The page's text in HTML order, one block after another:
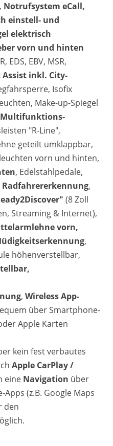
Notrufsystem eCall,
einstell- und
elektrisch
vorn und hinten
EDS, EBV, MSR,
inkl. City-
Isofix
Make-up-Spiegel
Multifunktions-
"R-Line",
geteilt umklappbar,
vorn und hinten,
, Edelstahlpedale,
,
(8 Zoll
Streaming & Internet),
vorn,
,
höhenverstellbar,
, Wireless App-
über Smartphone-
Apple Karten
kein fest verbautes
Apple CarPlay /
eine Navigation über
(z.B. Google Maps
den